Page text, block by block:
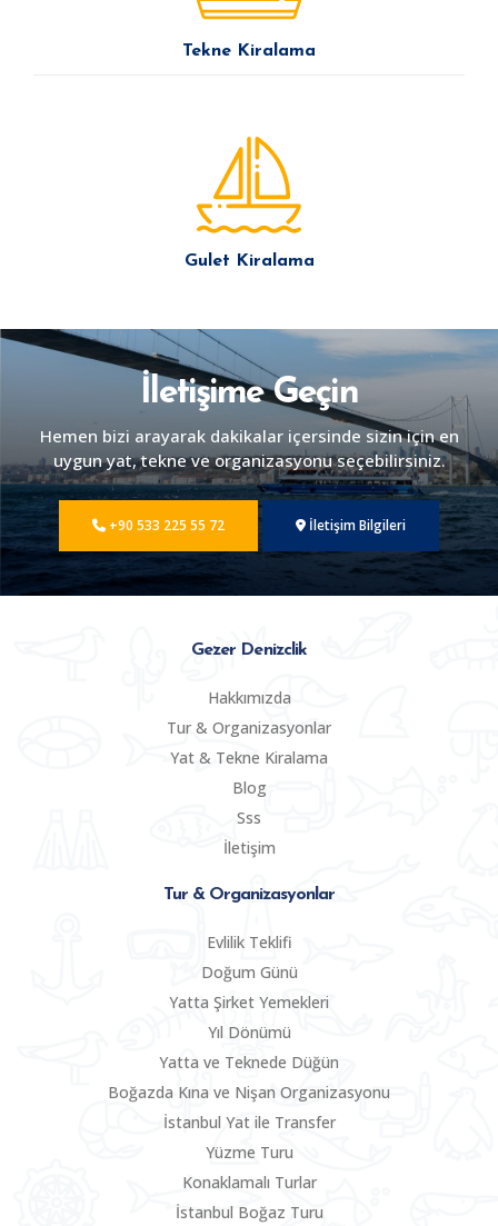
Tekne Kiralama
Gulet Kiralama
İletişime Geçin
Hemen bizi arayarak dakikalar içersinde sizin için en
uygun yat, tekne ve organizasyonu seçebilirsiniz.
+90 533 225 55 72 İletişim Bilgileri
Gezer Denizclik
Hakkımızda
Tur & Organizasyonlar
Yat & Tekne Kiralama
Blog
Sss
İletişim
Tur & Organizasyonlar
Evlilik Teklifi
Doğum Günü
Yatta Şirket Yemekleri
Yıl Dönümü
Yatta ve Teknede Düğün
Boğazda Kına ve Nişan Organizasyonu
İstanbul Yat ile Transfer
Yüzme Turu
Konaklamalı Turlar
İstanbul Boğaz Turu